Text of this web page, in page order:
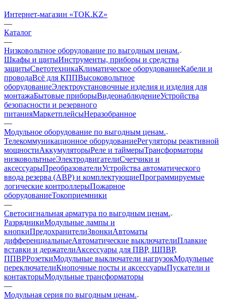
Интернет-магазин «TOK.KZ»
—
Каталог
—
Низковольтное оборудование по выгодным ценам.
Шкафы и щитыИнструменты, приборы и средства
защитыСветотехникаКлиматическое оборудованиеКабели и
проводаВсё для КППВысоковольтное
оборудованиеЭлектроустановочные изделия и изделия для
монтажаБытовые приборыВидеонаблюдениеУстройства
безопасности и резервного
питанияМаркетплейсыНеразобранное
—
Модульное оборудование по выгодным ценам.
Телекоммуникационное оборудованиеРегуляторы реактивной
мощностиАккумуляторыРеле и таймерыТрансформаторы
низковольтныеЭлектродвигателиСчетчики и
аксессуарыПреобразователиУстройства автоматического
ввода резерва (АВР) и комплектующиеПрограммируемые
логические контроллерыПожарное
оборудованиеТокоприемники
—
Светосигнальная арматура по выгодным ценам.
РазрядникиМодульные лампы и
кнопкиПредохранителиЗвонкиАвтоматы
дифференциальныеАвтоматические выключателиПлавкие
вставки и держателиАксессуары для ПВР, ШПВР,
ППВРРозеткиМодульные выключатели нагрузокМодульные
переключателиКнопочные посты и аксессуарыПускатели и
контакторыМодульные трансформаторы
—
Модульная серия по выгодным ценам.